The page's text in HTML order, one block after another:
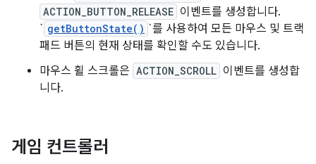
ACTION_BUTTON_RELEASE 이벤트를 생성합니다.
` getButtonState() `를 사용하여 모든 마우스 및 트랙
패드 버튼의 현재 상태를 확인할 수도 있습니다.
마우스 휠 스크롤은 ACTION_SCROLL 이벤트를 생성합
니다.
게임 컨트롤러